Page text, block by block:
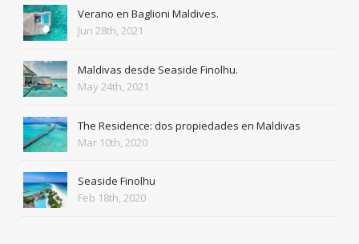
Verano en Baglioni Maldives.
Jun 28th, 2021
Maldivas desde Seaside Finolhu.
May 24th, 2021
The Residence: dos propiedades en Maldivas
Mar 10th, 2020
Seaside Finolhu
Feb 18th, 2020